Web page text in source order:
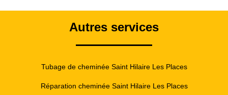
Autres services
Tubage de cheminée Saint Hilaire Les Places
Réparation cheminée Saint Hilaire Les Places